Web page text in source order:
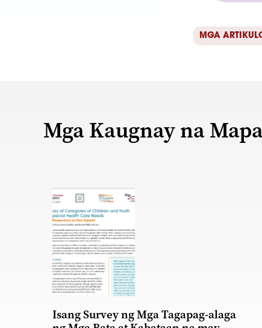
MGA
Mga Kaugnay na
Isang Survey ng Mga Tagapag-alaga